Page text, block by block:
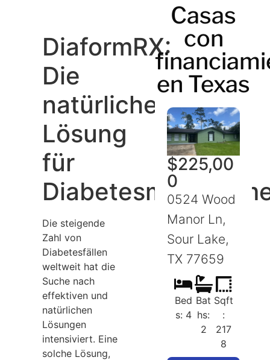
DiaformRX:
Die
natürliche
Lösung
für
Die steigende
Zahl von
Diabetesfällen
weltweit hat die
Suche nach
effektiven und
natürlichen
Lösungen
intensiviert. Eine
solche Lösung,
Casas
con
en Texas
$225,00
0
0524 Wood
Manor Ln,
Sour Lake,
TX 77659
Bed
s: 4
Bat
hs:
2
Sqft
:
217
8